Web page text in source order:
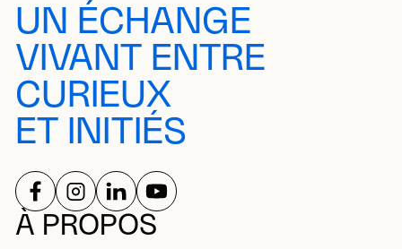
UN ÉCHANGE
VIVANT ENTRE
CURIEUX
ET INITIÉS
À PROPOS
RÉSEAUX SOCIAUX
SUIVEZ-NOUS SUR
SUIVEZ-NOUS SUR
SUIVEZ-NOUS SUR
SUIVEZ-NOUS SUR